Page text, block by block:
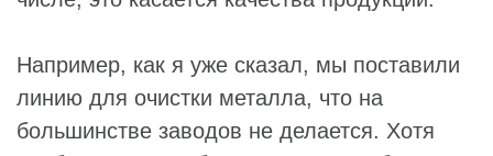
Например, как я уже сказал, мы поставили
линию для очистки металла, что на
большинстве заводов не делается. Хотя